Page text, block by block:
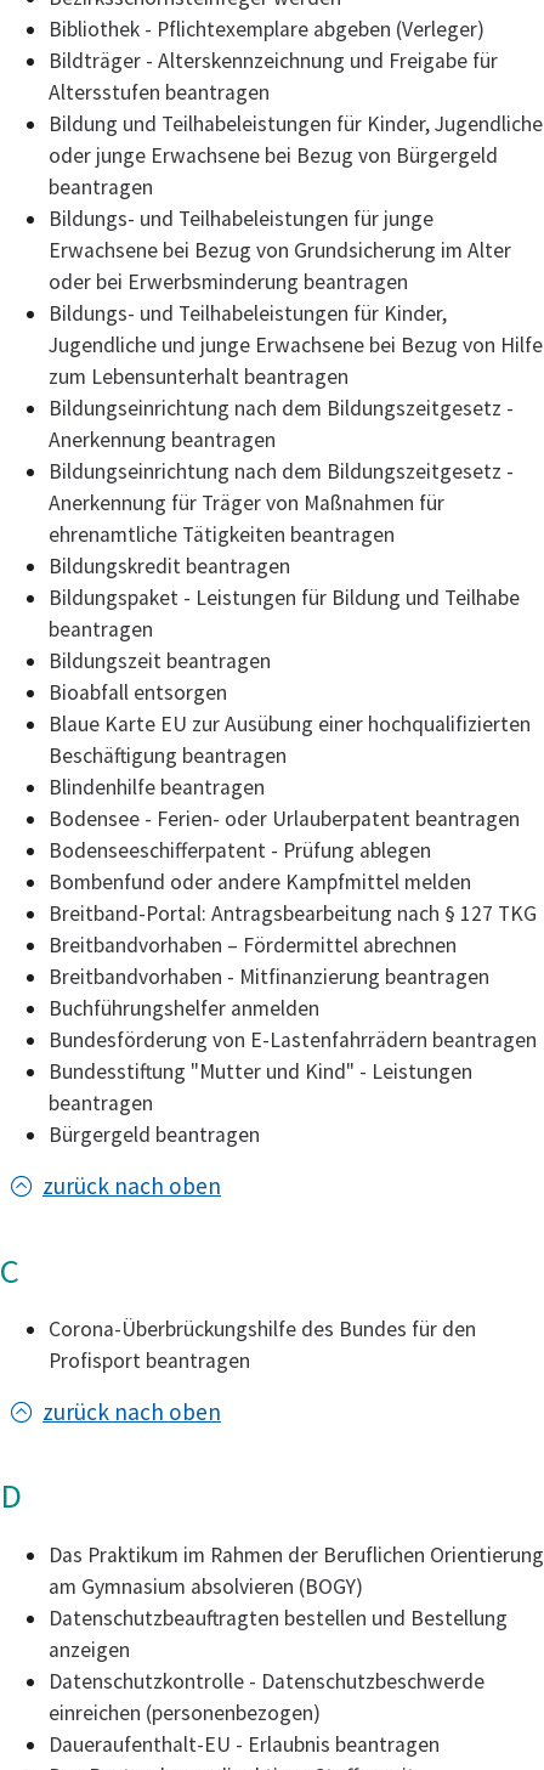
Bibliothek - Pflichtexemplare abgeben (Verleger)
Bildträger - Alterskennzeichnung und Freigabe für
Altersstufen beantragen
Bildung und Teilhabeleistungen für Kinder, Jugendliche
oder junge Erwachsene bei Bezug von Bürgergeld
beantragen
Bildungs- und Teilhabeleistungen für junge
Erwachsene bei Bezug von Grundsicherung im Alter
oder bei Erwerbsminderung beantragen
Bildungs- und Teilhabeleistungen für Kinder,
Jugendliche und junge Erwachsene bei Bezug von Hilfe
zum Lebensunterhalt beantragen
Bildungseinrichtung nach dem Bildungszeitgesetz -
Anerkennung beantragen
Bildungseinrichtung nach dem Bildungszeitgesetz -
Anerkennung für Träger von Maßnahmen für
ehrenamtliche Tätigkeiten beantragen
Bildungskredit beantragen
Bildungspaket - Leistungen für Bildung und Teilhabe
beantragen
Bildungszeit beantragen
Bioabfall entsorgen
Blaue Karte EU zur Ausübung einer hochqualifizierten
Beschäftigung beantragen
Blindenhilfe beantragen
Bodensee - Ferien- oder Urlauberpatent beantragen
Bodenseeschifferpatent - Prüfung ablegen
Bombenfund oder andere Kampfmittel melden
Breitband-Portal: Antragsbearbeitung nach § 127 TKG
Breitbandvorhaben – Fördermittel abrechnen
Breitbandvorhaben - Mitfinanzierung beantragen
Buchführungshelfer anmelden
Bundesförderung von E-Lastenfahrrädern beantragen
Bundesstiftung "Mutter und Kind" - Leistungen
beantragen
Bürgergeld beantragen
zurück nach oben
C
Corona-Überbrückungshilfe des Bundes für den
Profisport beantragen
zurück nach oben
D
Das Praktikum im Rahmen der Beruflichen Orientierung
am Gymnasium absolvieren (BOGY)
Datenschutzbeauftragten bestellen und Bestellung
anzeigen
Datenschutzkontrolle - Datenschutzbeschwerde
einreichen (personenbezogen)
Daueraufenthalt-EU - Erlaubnis beantragen